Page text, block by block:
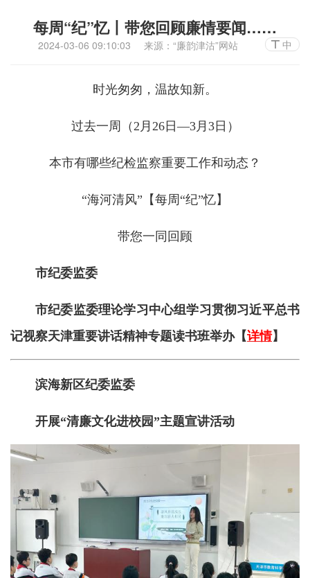
每周“纪”忆丨带您回顾廉情要闻……
2024-03-06 09:10:03 来源：“廉韵津沽”网站 中
时光匆匆，温故知新。
过去一周（2月26日—3月3日）
本市有哪些纪检监察重要工作和动态？
“海河清风”【每周“纪”忆】
带您一同回顾
市纪委监委
市纪委监委理论学习中心组学习贯彻习近平总书
记视察天津重要讲话精神专题读书班举办【详情】
滨海新区纪委监委
开展“清廉文化进校园”主题宣讲活动